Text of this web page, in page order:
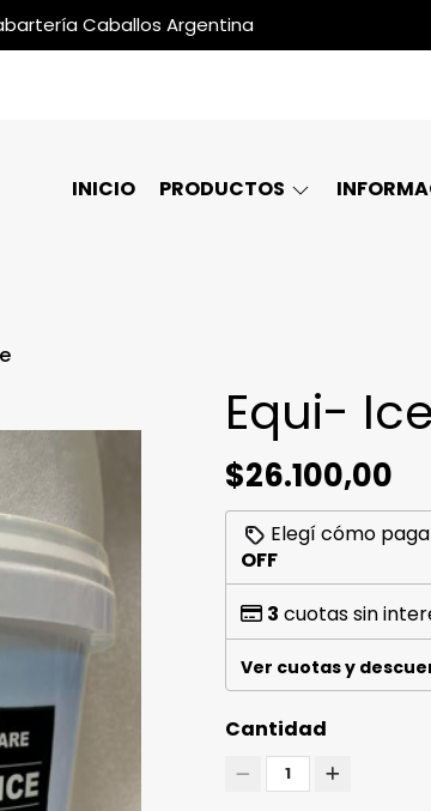
Caballos Argentina
INICIO PRODUCTOS
Equi-
$26.100,00
Elegí cómo
OFF
3 cuotas sin
Ver cuotas y
Cantidad
1